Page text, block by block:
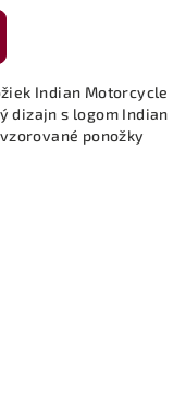
Indian Motorcycle
dizajn s logom Indian
ponožky